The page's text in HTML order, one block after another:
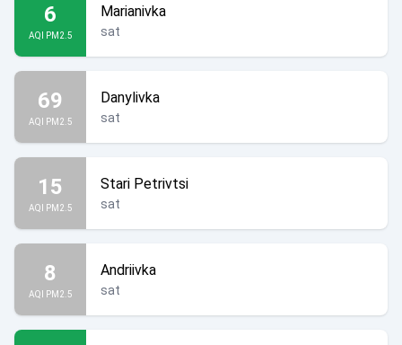
6
AQI PM2.5
Marianivka
sat
69
AQI PM2.5
Danylivka
sat
15
AQI PM2.5
Stari Petrivtsi
sat
8
AQI PM2.5
Andriivka
sat